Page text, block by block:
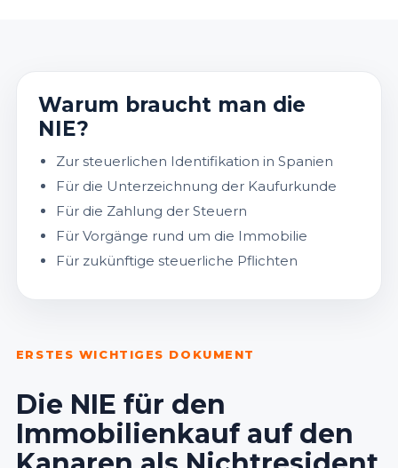
Warum braucht man die
NIE?
Zur steuerlichen Identifikation in Spanien
Für die Unterzeichnung der Kaufurkunde
Für die Zahlung der Steuern
Für Vorgänge rund um die Immobilie
Für zukünftige steuerliche Pflichten
ERSTES WICHTIGES DOKUMENT
Die NIE für den
Immobilienkauf auf den